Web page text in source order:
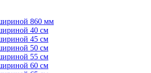
860 мм
40 см
45 см
50 см
55 см
60 см